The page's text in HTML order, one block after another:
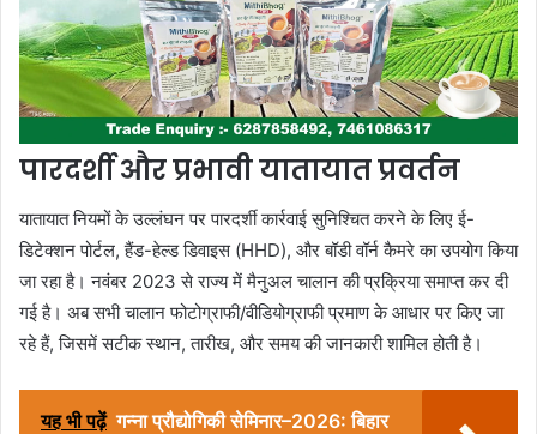
पारदर्शी और प्रभावी यातायात प्रवर्तन
यातायात नियमों के उल्लंघन पर पारदर्शी कार्रवाई सुनिश्चित करने के लिए ई-
डिटेक्शन पोर्टल, हैंड-हेल्ड डिवाइस (HHD), और बॉडी वॉर्न कैमरे का उपयोग किया
जा रहा है। नवंबर 2023 से राज्य में मैनुअल चालान की प्रक्रिया समाप्त कर दी
गई है। अब सभी चालान फोटोग्राफी/वीडियोग्राफी प्रमाण के आधार पर किए जा
रहे हैं, जिसमें सटीक स्थान, तारीख, और समय की जानकारी शामिल होती है।
यह भी पढ़ें गन्ना प्रौद्योगिकी सेमिनार–2026: बिहार